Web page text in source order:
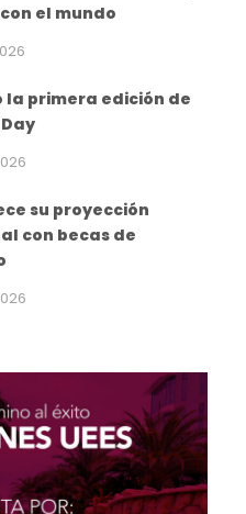
el mundo
la primera edición de
su proyección
con becas de